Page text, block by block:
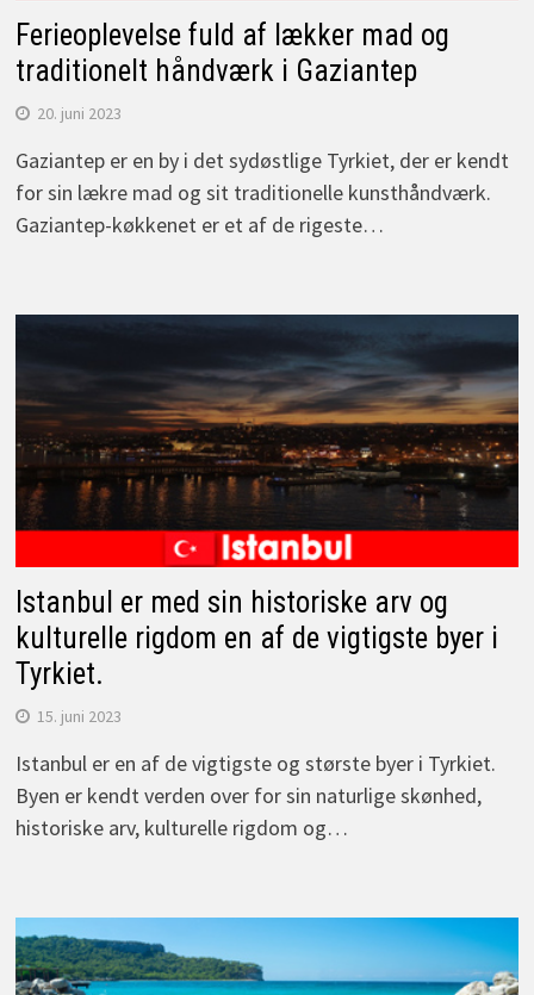
Ferieoplevelse fuld af lækker mad og
traditionelt håndværk i Gaziantep
20. juni 2023
Gaziantep er en by i det sydøstlige Tyrkiet, der er kendt
for sin lækre mad og sit traditionelle kunsthåndværk.
Gaziantep-køkkenet er et af de rigeste…
Istanbul er med sin historiske arv og
kulturelle rigdom en af de vigtigste byer i
Tyrkiet.
15. juni 2023
Istanbul er en af de vigtigste og største byer i Tyrkiet.
Byen er kendt verden over for sin naturlige skønhed,
historiske arv, kulturelle rigdom og…